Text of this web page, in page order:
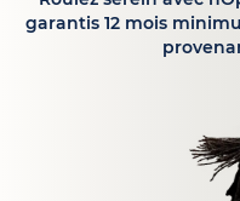
garantis 12 mois